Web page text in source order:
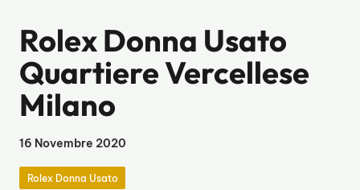
Rolex Donna Usato
Quartiere Vercellese
Milano
16 Novembre 2020
Rolex Donna Usato